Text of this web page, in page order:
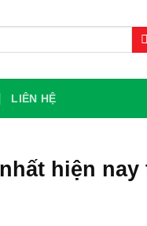
LIÊN HỆ
hiện nay